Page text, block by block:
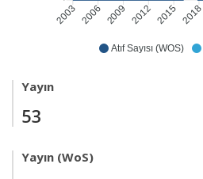
Atıf Sayısı (WOS)
2003 2006 2009 2012 2015 2018
Yayın
53
Yayın (WoS)